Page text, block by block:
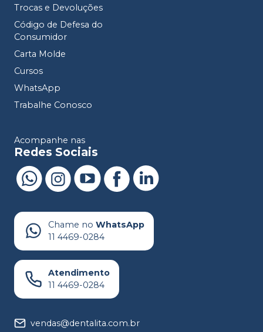
Trocas e Devoluções
Código de Defesa do
Consumidor
Carta Molde
Cursos
WhatsApp
Trabalhe Conosco
Acompanhe nas
Redes Sociais
Chame no WhatsApp
11 4469-0284
Atendimento
11 4469-0284
vendas@dentalita.com.br